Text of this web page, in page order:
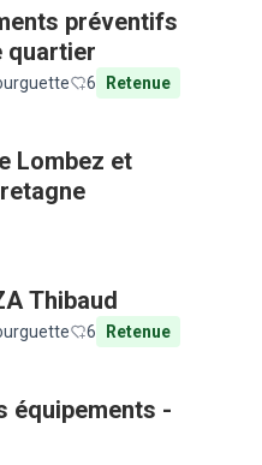
préventifs
quartier
6 Retenue
Lombez et
Thibaud
6 Retenue
équipements -